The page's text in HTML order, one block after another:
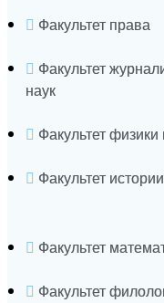
Факультет права
Факультет
наук
Факультет
Факультет
Факультет
Факультет